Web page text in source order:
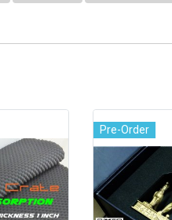
Pre-Order